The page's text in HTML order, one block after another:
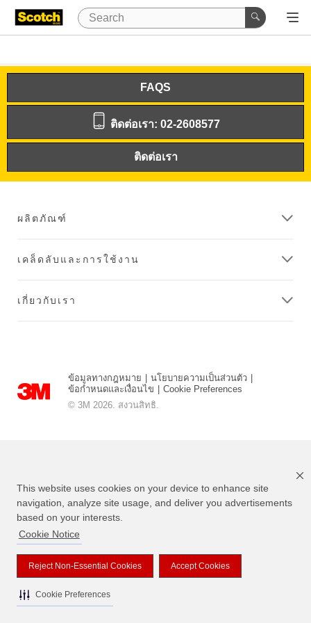
This website uses cookies on your device to enhance site
navigation, analyze site usage, and deliver you advertisements
based on your interests.
Cookie Notice
Reject Non-Essential Cookies Accept Cookies
Cookie Preferences
FAQS
ติดต่อเรา: 02-2608577
ติดต่อเรา
ผลิตภัณฑ์
เคล็ดลับและการใช้งาน
เกี่ยวกับเรา
ข้อมูลทางกฎหมาย | นโยบายความเป็นส่วนตัว |
ข้อกำหนดและเงื่อนไข | Cookie Preferences
© 3M 2026. สงวนสิทธิ.
แบรนด์ที่ระบุไว้ข้างต้นเป็นเครื่องหมายการค้าของ 3M